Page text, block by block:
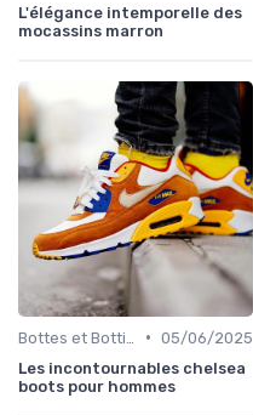
L'élégance intemporelle des
mocassins marron
• 05/06/2025
Les incontournables chelsea
boots pour hommes